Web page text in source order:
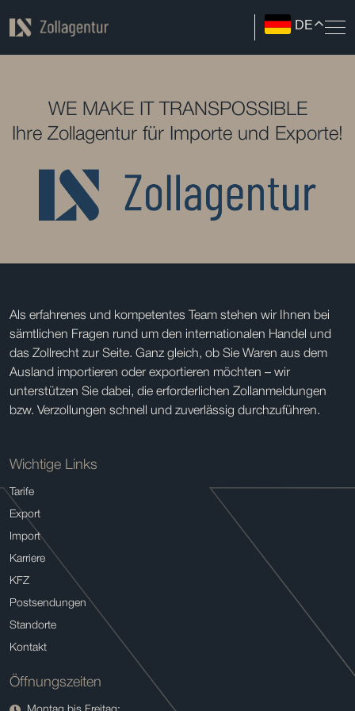
DE
WE MAKE IT TRANSPOSSIBLE
Ihre Zollagentur für Importe und Exporte!
Als erfahrenes und kompetentes Team stehen wir Ihnen bei
sämtlichen Fragen rund um den internationalen Handel und
das Zollrecht zur Seite. Ganz gleich, ob Sie Waren aus dem
Ausland importieren oder exportieren möchten – wir
unterstützen Sie dabei, die erforderlichen Zollanmeldungen
bzw. Verzollungen schnell und zuverlässig durchzuführen.
Wichtige Links
Tarife
Export
Import
Karriere
KFZ
Postsendungen
Standorte
Kontakt
Öffnungszeiten